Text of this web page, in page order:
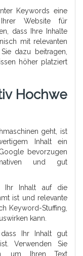
Keywords eine
Website für
dass Ihre Inhalte
mit relevanten
dazu beitragen,
höher platziert
Hochwe
geht, ist
Inhalt ein
bevorzugen
und gut
Ihr Inhalt auf die
ist und relevante
Keyword-Stuffing,
kann.
Ihr Inhalt gut
Verwenden Sie
um Ihren Text